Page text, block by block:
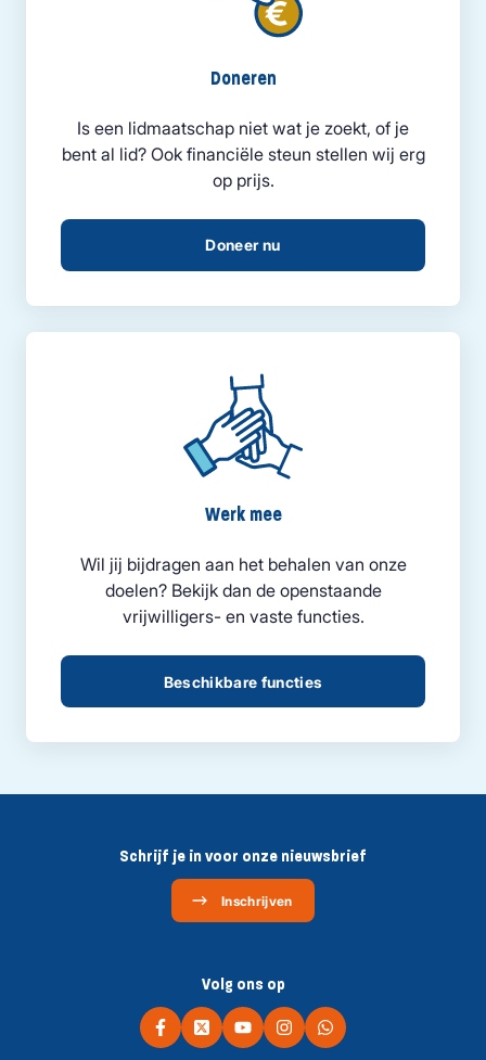
Doneren
Is een lidmaatschap niet wat je zoekt, of je
bent al lid? Ook financiële steun stellen wij erg
op prijs.
Doneer nu
Werk mee
Wil jij bijdragen aan het behalen van onze
doelen? Bekijk dan de openstaande
vrijwilligers- en vaste functies.
Beschikbare functies
Schrijf je in voor onze nieuwsbrief
Inschrijven
Volg ons op